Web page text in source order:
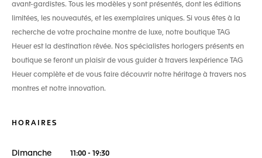
avant-gardistes. Tous les modèles y sont présentés, dont les éditions
limitées, les nouveautés, et les exemplaires uniques. Si vous êtes à la
recherche de votre prochaine montre de luxe, notre boutique TAG
Heuer est la destination rêvée. Nos spécialistes horlogers présents en
boutique se feront un plaisir de vous guider à travers lexpérience TAG
Heuer complète et de vous faire découvrir notre héritage à travers nos
montres et notre innovation.
HORAIRES
Dimanche 11:00 - 19:30